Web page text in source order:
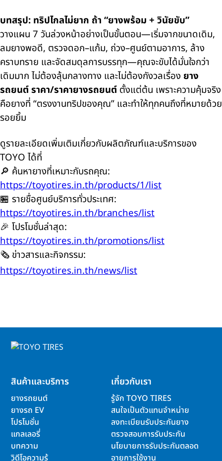
บทสรุป: ทริปไกลไม่ยาก ถ้า “ยางพร้อม + วินัยขับ”
วางแผน 7 วันล่วงหน้าอย่างเป็นขั้นตอน—เริ่มจากขนาดเดิม,
ลมยางพอดี, ตรวจดอก–แก้ม, ถ่วง–ศูนย์ตามอาการ, ล้าง
คราบทราย และจัดสมดุลการบรรทุก—คุณจะขับได้มั่นใจกว่า
เดิมมาก ไม่ต้องลุ้นกลางทาง และไม่ต้องกังวลเรื่อง ยาง
รถยนต์ ราคา/ราคายางรถยนต์ ตั้งแต่ต้น เพราะความคุ้มจริง
คือยางที่ “ตรงงานทริปของคุณ” และทำให้ทุกคนถึงที่หมายด้วย
รอยยิ้ม
ดูรายละเอียดเพิ่มเติมเกี่ยวกับผลิตภัณฑ์และบริการของ
TOYO ได้ที่
🔎 ค้นหายางที่เหมาะกับรถคุณ:
https://toyotires.in.th/products/1/list
🏪 รายชื่อศูนย์บริการทั่วประเทศ:
https://toyotires.in.th/branches/list
🎉 โปรโมชั่นล่าสุด:
https://toyotires.in.th/promotions/list
🗞️ ข่าวสารและกิจกรรม:
https://toyotires.in.th/news/list
สินค้าและบริการ
ยางรถยนต์
ยางรถ EV
โปรโมชั่น
แกลเลอรี่
บทความ
วิดีโอความรู้
เกี่ยวกับเรา
รู้จัก TOYO TIRES
สนใจเป็นตัวแทนจำหน่าย
ลงทะเบียนรับประกันยาง
ตรวจสอบการรับประกัน
นโยบายการรับประกันตลอด
อายุการใช้งาน